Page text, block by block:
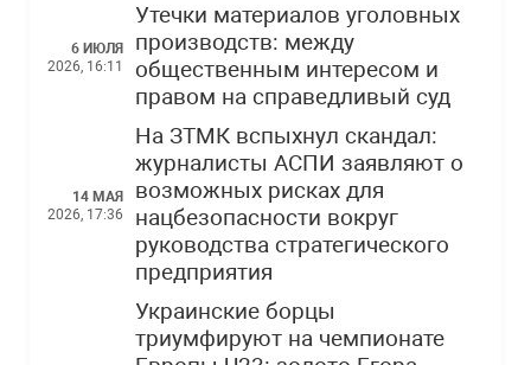
6 ИЮЛЯ
2026, 16:11
Утечки материалов уголовных
производств: между
общественным интересом и
правом на справедливый суд
14 МАЯ
2026, 17:36
На ЗТМК вспыхнул скандал:
журналисты АСПИ заявляют о
возможных рисках для
нацбезопасности вокруг
руководства стратегического
предприятия
Украинские борцы
триумфируют на чемпионате